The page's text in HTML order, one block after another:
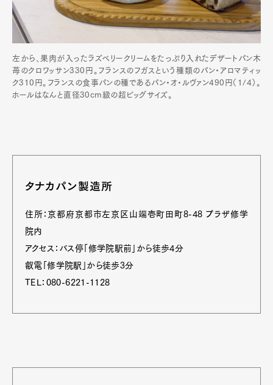
左から、果肉が入ったラズベリークリームをたっぷり入れたデザートパン木
苺のクロワッサン330円。フランスのフガスという種類のパン・アロマティッ
ク310円。フランスの食事パンの種であるパン・オ・ルヴァン490円（1/4）。
ホールはなんと直径30cm級の超ビッグサイズ。
タナカパン製造所
住所：京都府京都市左京区山端壱町田町8-48 プラザ修学
院内
アクセス：バス停「修学院駅前」から徒歩4分
叡電「修学院駅」から徒歩3分
TEL：080-6221-1128